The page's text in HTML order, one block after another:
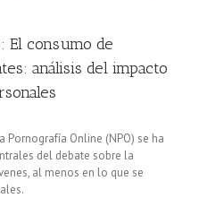
El consumo de
análisis del impacto
Pornografía Online (NPO) se ha
del debate sobre la
al menos en lo que se